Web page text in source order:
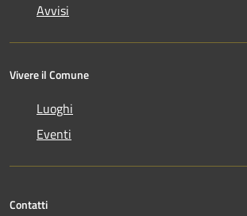
Avvisi
Vivere il Comune
Luoghi
Eventi
Contatti